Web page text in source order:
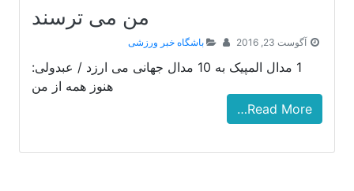
من می ترسند
آگوست 23, 2016 باشگاه خبر ورزشی
1 مدال المپیک به 10 مدال جهانی می ارزد / عبدولی:
هنوز همه از من
Read More…